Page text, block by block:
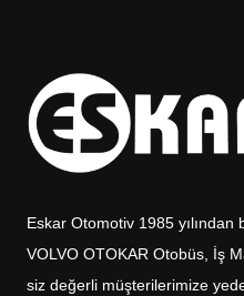
Eskar Otomotiv 1985
VOLVO OTOKAR Otobüs, İş
siz değerli müşterilerimize